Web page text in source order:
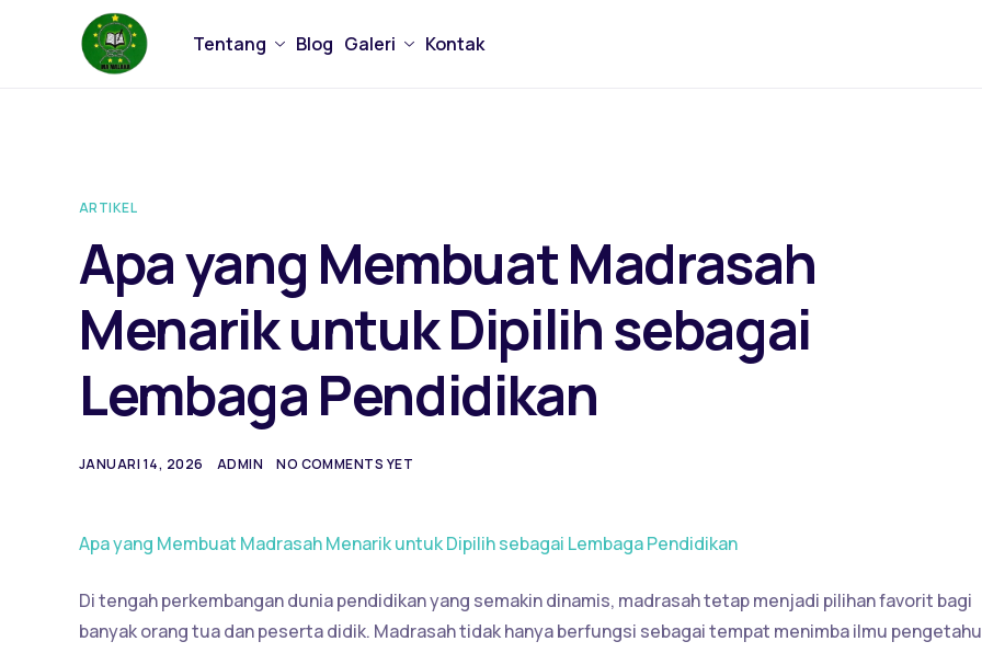
Tentang Blog Galeri Kontak
ARTIKEL
Apa yang Membuat Madrasah
Menarik untuk Dipilih sebagai
Lembaga Pendidikan
JANUARI 14, 2026 ADMIN NO COMMENTS YET
Apa yang Membuat Madrasah Menarik untuk Dipilih sebagai Lembaga Pendidikan
Di tengah perkembangan dunia pendidikan yang semakin dinamis, madrasah tetap menjadi pilihan favorit bagi
banyak orang tua dan peserta didik. Madrasah tidak hanya berfungsi sebagai tempat menimba ilmu